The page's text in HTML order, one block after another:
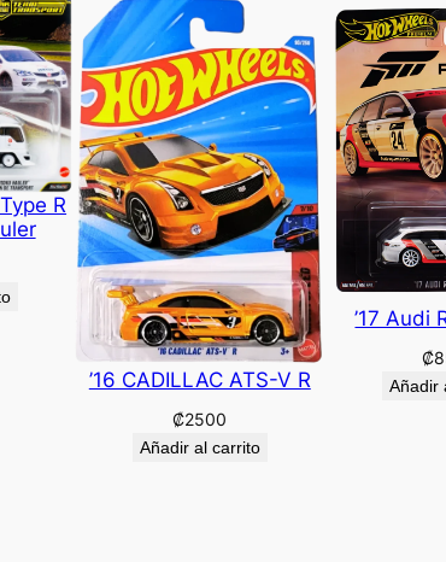
R
’16 CADILLAC ATS-V R
₡2500
Añadir al carrito
’17 Audi
₡
Añadir